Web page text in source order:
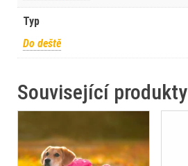
Typ
Do deště
Související produkty